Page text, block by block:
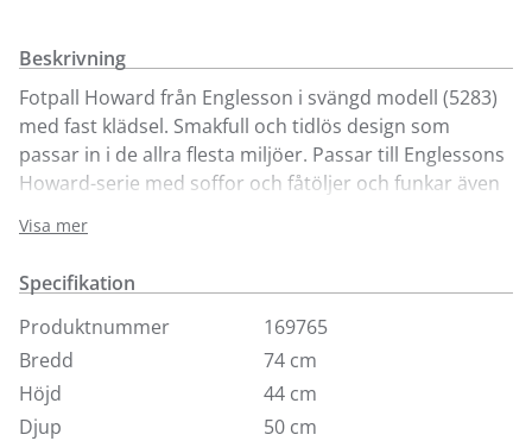
Beskrivning
Fotpall Howard från Englesson i svängd modell (5283)
med fast klädsel. Smakfull och tidlös design som
passar in i de allra flesta miljöer. Passar till Englessons
Howard-serie med soffor och fåtöljer och funkar även
Plymån är av kallskum vilket gör att den håller formen
bra. Går även att få med lös klädsel mot tillägg. Vi visar
den här med svarta ben och kromhjul samt i tyget
Geneva Vintage som är ett stentvättat bomullstyg som
ger tyget dess speciella charm. Pallen finns även som
rak modell samt i många andra tyger.
Visa mer
Specifikation
Produktnummer
169765
Bredd
74 cm
Höjd
44 cm
Djup
50 cm